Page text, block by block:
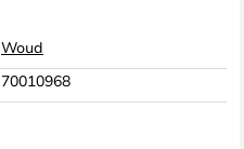
Woud
70010968